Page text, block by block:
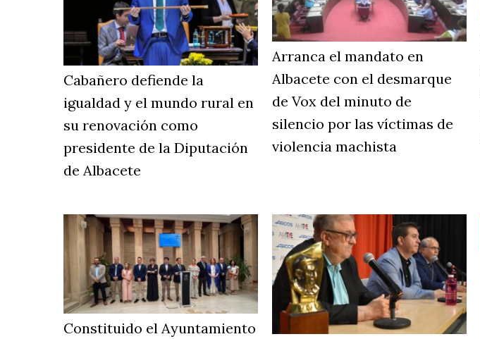
Cabañero defiende la
igualdad y el mundo rural en
su renovación como
presidente de la Diputación
de Albacete
Arranca el mandato en
Albacete con el desmarque
de Vox del minuto de
silencio por las víctimas de
violencia machista
Constituido el Ayuntamiento